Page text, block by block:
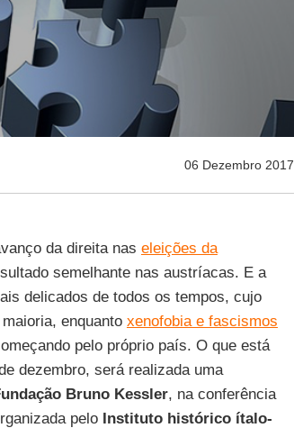
06 Dezembro 2017
da direita nas eleições da
semelhante nas austríacas. E a
delicados de todos os tempos, cujo
enquanto xenofobia e fascismos
pelo próprio país. O que está
dezembro, será realizada uma
Bruno Kessler, na conferência
pelo Instituto histórico ítalo-